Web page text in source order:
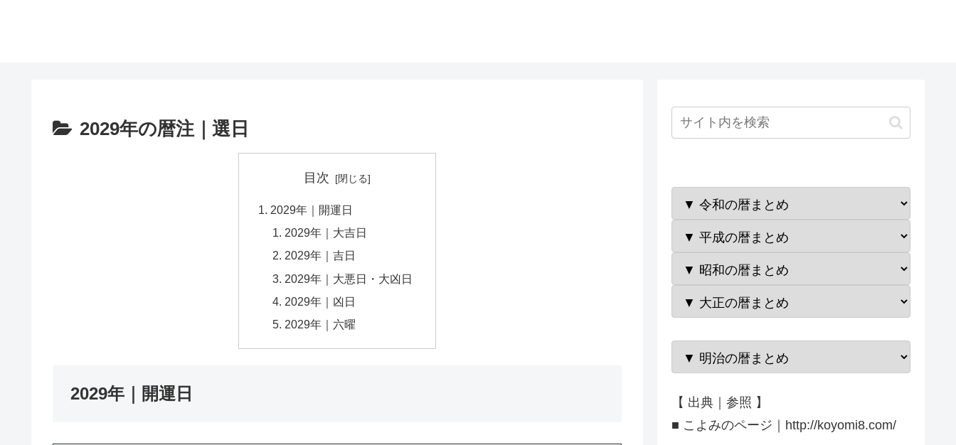
2029年の暦注｜選日
目次
2029年｜開運日
2029年｜大吉日
2029年｜吉日
2029年｜大悪日・大凶日
2029年｜凶日
2029年｜六曜
2029年｜開運日
【 出典｜参照 】
■ こよみのページ｜http://koyomi8.com/